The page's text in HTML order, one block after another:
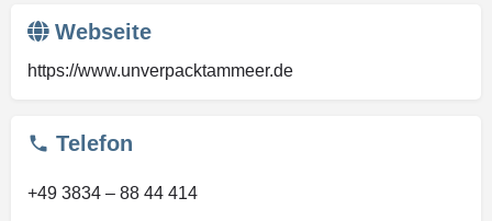
Webseite
https://www.unverpacktammeer.de
Telefon
+49 3834 – 88 44 414